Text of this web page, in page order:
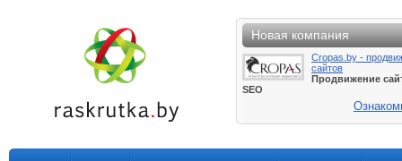
Новая компания
Cropas.by -
сайтов
Продвижение
SEO